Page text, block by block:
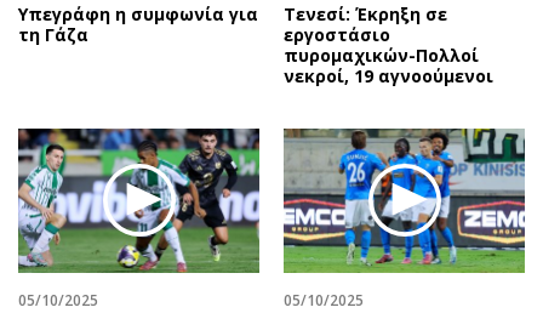
Υπεγράφη η συμφωνία για
τη Γάζα
Τενεσί: Έκρηξη σε
εργοστάσιο
πυρομαχικών-Πολλοί
νεκροί, 19 αγνοούμενοι
05/10/2025 05/10/2025